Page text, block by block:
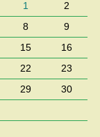
1
2
8
9
15
16
22
23
29
30